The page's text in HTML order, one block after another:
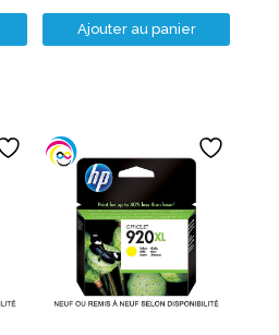
de
HP_920XLC
Ajouter au panier